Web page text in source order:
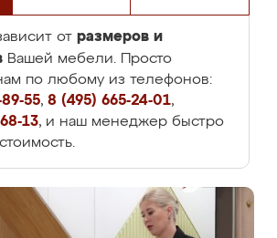
от размеров и
Вашей мебели. Просто
по любому из телефонов:
55, 8 (495) 665-24-01,
13, и наш менеджер быстро